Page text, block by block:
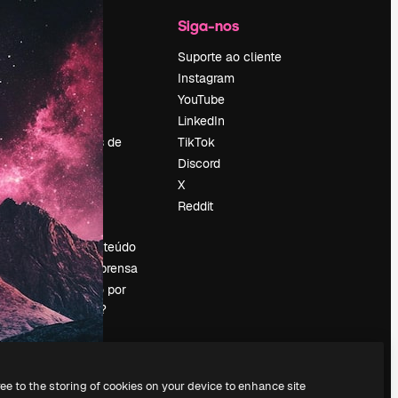
Empresa
Preços
Sobre nós
Reviews
Emprego
Tendências de
pesquisa
Blog
Eventos
Slidesgo
Vender conteúdo
Sala de imprensa
Procurando por
magnific.ai?
Siga-nos
Suporte ao cliente
Instagram
YouTube
LinkedIn
TikTok
Discord
X
Reddit
to the storing of cookies on your device to enhance site